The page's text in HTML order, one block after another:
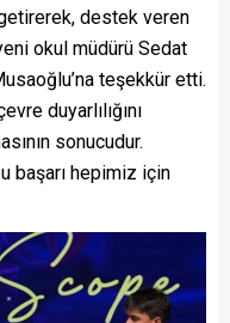
destek veren
okul müdürü Sedat
teşekkür etti.
duyarlılığını
sonucudur.
başarı hepimiz için